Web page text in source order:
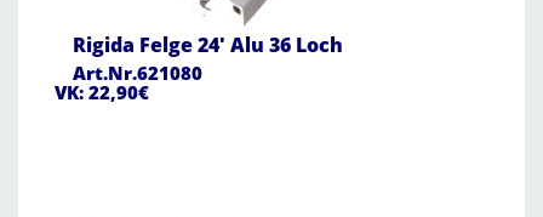
Rigida Felge 24' Alu 36 Loch
Art.Nr.621080
VK: 22,90€